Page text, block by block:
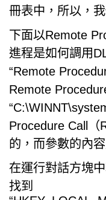
冊表中，所以，
下面以Remote
進程是如何調用
“Remote
Remote
Procedure Call（
的，而參數的內
在運行對話方塊
找到